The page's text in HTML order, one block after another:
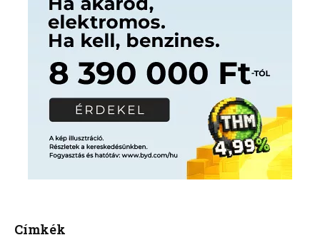
Címkék